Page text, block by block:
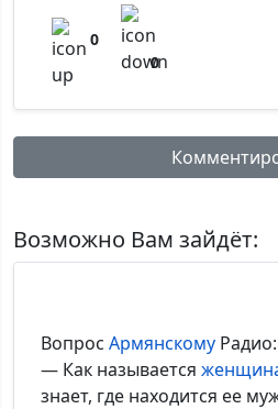
0
0
Возможно Вам зайдёт:
Вопрос Армянскому Радио:
— Как называется
знает, где находится ее